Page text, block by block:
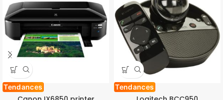
Tendances Tendances